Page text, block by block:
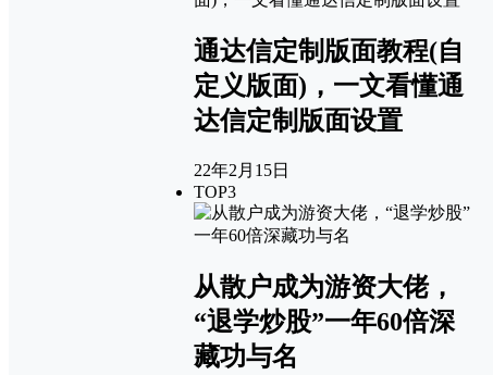
通达信定制版面教程(自
定义版面)，一文看懂通
达信定制版面设置
22年2月15日
TOP3
从散户成为游资大佬，
“退学炒股”一年60倍深
藏功与名